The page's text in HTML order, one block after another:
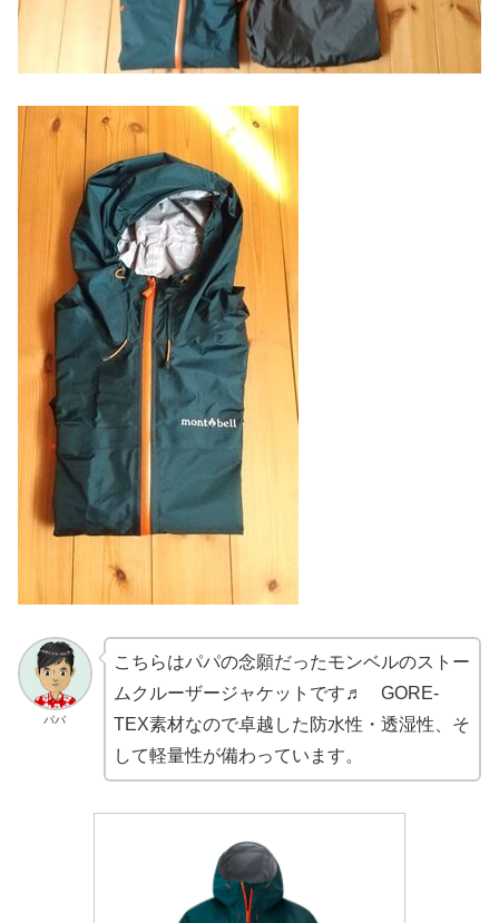
パパ
こちらはパパの念願だったモンベルのストー
ムクルーザージャケットです♬ GORE-
TEX素材なので卓越した防水性・透湿性、そ
して軽量性が備わっています。